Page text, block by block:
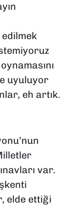
uyuluyor
eh artık.
var.
elde ettiği